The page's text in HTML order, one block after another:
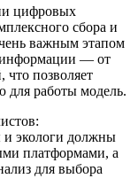
цифровых
сбора и
важным этапом
информации — от
что позволяет
для работы модель.
экологи должны
платформами, а
для выбора